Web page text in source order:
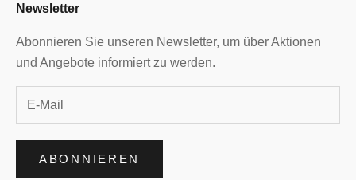
Newsletter
Abonnieren Sie unseren Newsletter, um über Aktionen
und Angebote informiert zu werden.
ABONNIEREN